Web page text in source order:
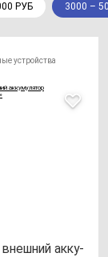
РУБ 3000 –
устройства
ак­ку­